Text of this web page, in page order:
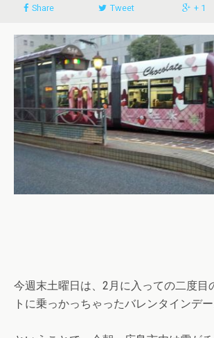
Share Tweet + 1
今週末土曜日は、2月に入っての二度目
トに乗っかっちゃったバレンタインデー